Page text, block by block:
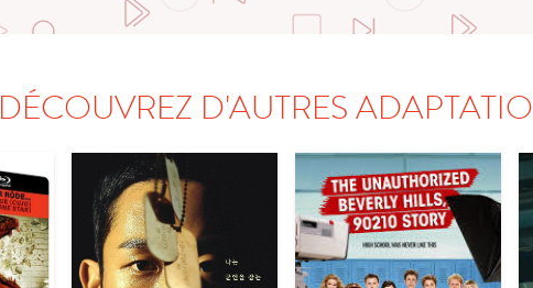
DÉCOUVREZ D'AUTRES